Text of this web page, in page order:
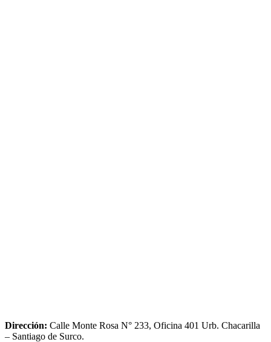
Dirección: Calle Monte Rosa N° 233, Oficina 401 Urb. Chacarilla
– Santiago de Surco.